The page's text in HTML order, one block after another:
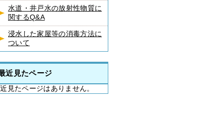
水道・井戸水の放射性物質に
関するQ&A
浸水した家屋等の消毒方法に
ついて
近見たページ
見たページはありません。